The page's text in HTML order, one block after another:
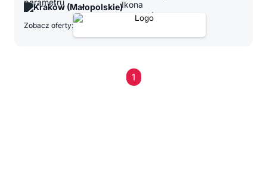
Kraków (Małopolskie)
Zobacz oferty:
1